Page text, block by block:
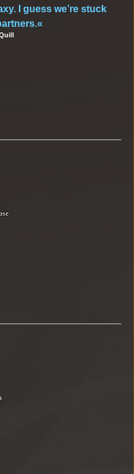
I guess we’re stuck